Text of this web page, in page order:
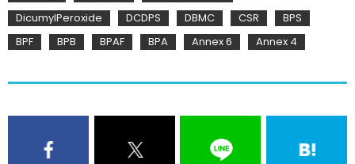
DicumylPeroxide
DCDPS DBMC CSR
BPS
BPF
BPB BPAF BPA Annex 6 Annex 4